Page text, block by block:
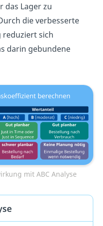
das Lager zu
die verbesserte
reduziert sich
darin gebundene
mit ABC Analyse